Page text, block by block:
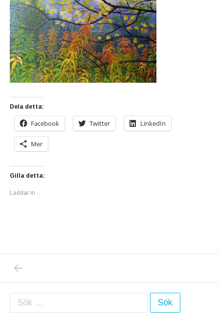
Dela detta:
Facebook Twitter LinkedIn
Mer
Gilla detta:
Laddar in …
Inläggsnavigering
Sök efter: